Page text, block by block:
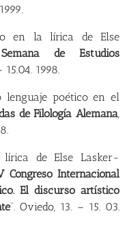
en la lírica de Else
de Estudios
15.04. 1998.
lenguaje poético en el
de Filología Alemana
lírica de Else Lasker-
Congreso Internacional
El discurso artístico
”. Oviedo, 13. – 15. 03.